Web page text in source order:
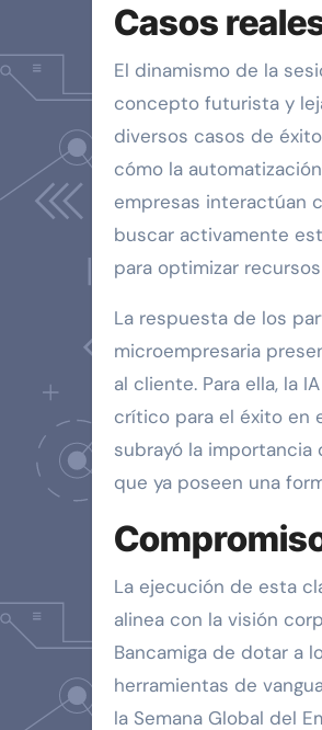
Casos
El dinamismo de la
concepto futurista y
diversos casos de
cómo la
empresas interactúan
buscar activamente
para optimizar
La respuesta de los
microempresaria
al cliente. Para ella, la
crítico para el éxito en
subrayó la
que ya poseen una
La ejecución de esta
alinea con la visión
Bancamiga de dotar a
herramientas de
la Semana Global del